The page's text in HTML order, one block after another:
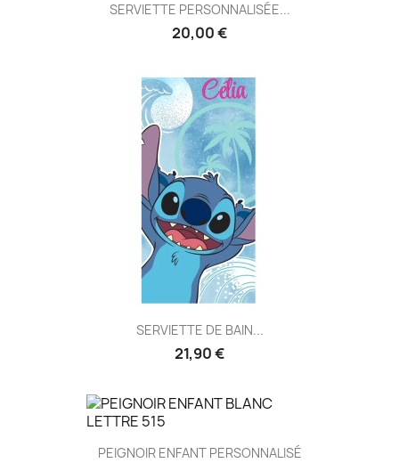
SERVIETTE PERSONNALISÉE...
20,00 €
SERVIETTE DE BAIN...
21,90 €
PEIGNOIR ENFANT PERSONNALISÉ